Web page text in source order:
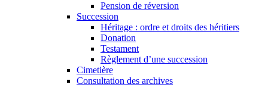
Pension de réversion
Succession
Héritage : ordre et droits des héritiers
Donation
Testament
Règlement d’une succession
Cimetière
Consultation des archives